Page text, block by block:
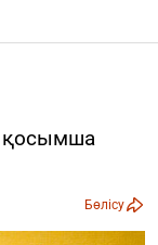
қосымша
Бөлісу